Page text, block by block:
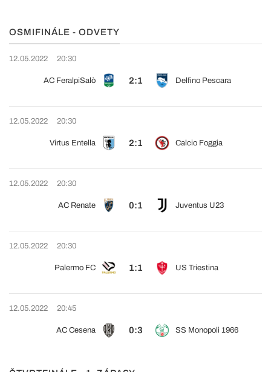
OSMIFINÁLE - ODVETY
12.05.2022 20:30
AC FeralpiSalò 2:1 Delfino Pescara
12.05.2022 20:30
Virtus Entella 2:1 Calcio Foggia
12.05.2022 20:30
AC Renate 0:1 Juventus U23
12.05.2022 20:30
Palermo FC 1:1 US Triestina
12.05.2022 20:45
AC Cesena 0:3 SS Monopoli 1966